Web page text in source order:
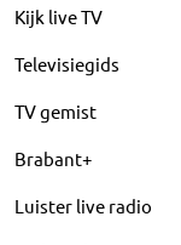
Kijk live TV
Televisiegids
TV gemist
Brabant+
Luister live radio